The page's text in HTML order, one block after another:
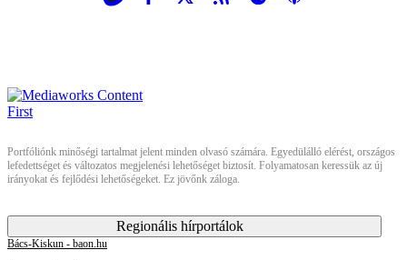
Portfóliónk minőségi tartalmat jelent minden olvasó számára. Egyedülálló elérést, országos
lefedettséget és változatos megjelenési lehetőséget biztosít. Folyamatosan keressük az új
irányokat és fejlődési lehetőségeket. Ez jövőnk záloga.
Regionális hírportálok
Bács-Kiskun - baon.hu